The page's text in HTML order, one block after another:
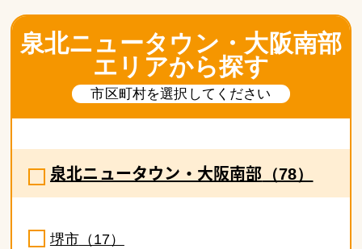
泉北ニュータウン・大阪南部
エリアから探す
市区町村を選択してください
泉北ニュータウン・大阪南部 （78）
堺市（17）